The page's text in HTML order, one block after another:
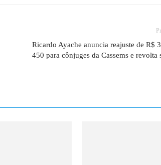
Ricardo Ayache anuncia reajuste de R$
450 para cônjuges da Cassems e revolta